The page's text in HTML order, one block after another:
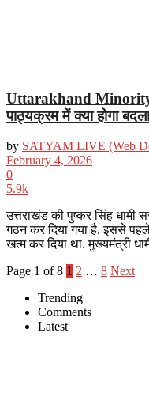
Uttarakhand
पाठ्यक्रम में क्या होगा
by SATYAM LIVE (Web
February 4, 2026
0
5.9k
उत्तराखंड की पुष्कर सिंह धामी
गठन कर दिया गया है. इससे
खत्म कर दिया था. मुख्यमंत्री
Page 1 of 8 1 2 … 8 Next
Trending
Comments
Latest